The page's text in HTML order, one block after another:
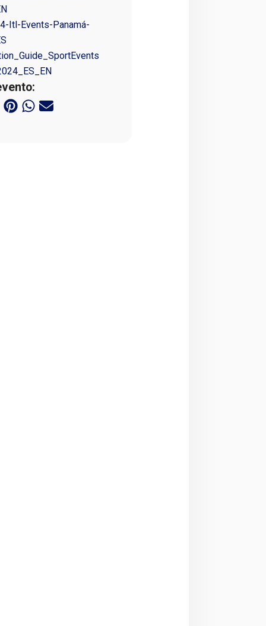
Itl-Events-Panamá-